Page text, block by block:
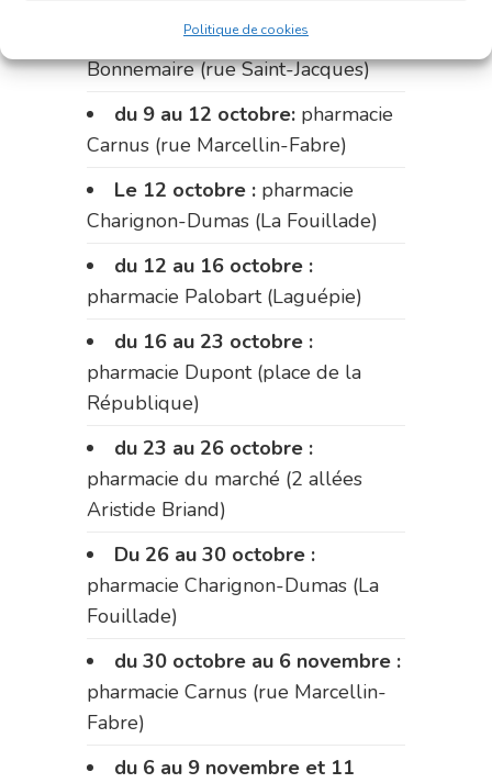
Politique de cookies
du 2 au 9 octobre :pharmacie
Bonnemaire (rue Saint-Jacques)
du 9 au 12 octobre: pharmacie
Carnus (rue Marcellin-Fabre)
Le 12 octobre : pharmacie
Charignon-Dumas (La Fouillade)
du 12 au 16 octobre :
pharmacie Palobart (Laguépie)
du 16 au 23 octobre :
pharmacie Dupont (place de la
République)
du 23 au 26 octobre :
pharmacie du marché (2 allées
Aristide Briand)
Du 26 au 30 octobre :
pharmacie Charignon-Dumas (La
Fouillade)
du 30 octobre au 6 novembre :
pharmacie Carnus (rue Marcellin-
Fabre)
du 6 au 9 novembre et 11